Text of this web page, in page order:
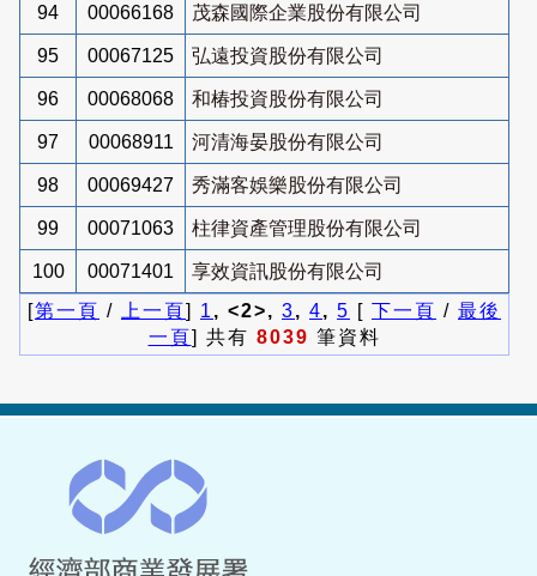
94 00066168 茂森國際企業股份有限公司
95 00067125 弘遠投資股份有限公司
96 00068068 和椿投資股份有限公司
97 00068911 河清海晏股份有限公司
98 00069427 秀滿客娛樂股份有限公司
99 00071063 柱律資產管理股份有限公司
100 00071401
享效資訊股份有限公司
[第一頁 / 上一頁] 1 , <2>, 3, 4, 5 [ 下一頁 / 最後
一頁] 共有 8039 筆資料